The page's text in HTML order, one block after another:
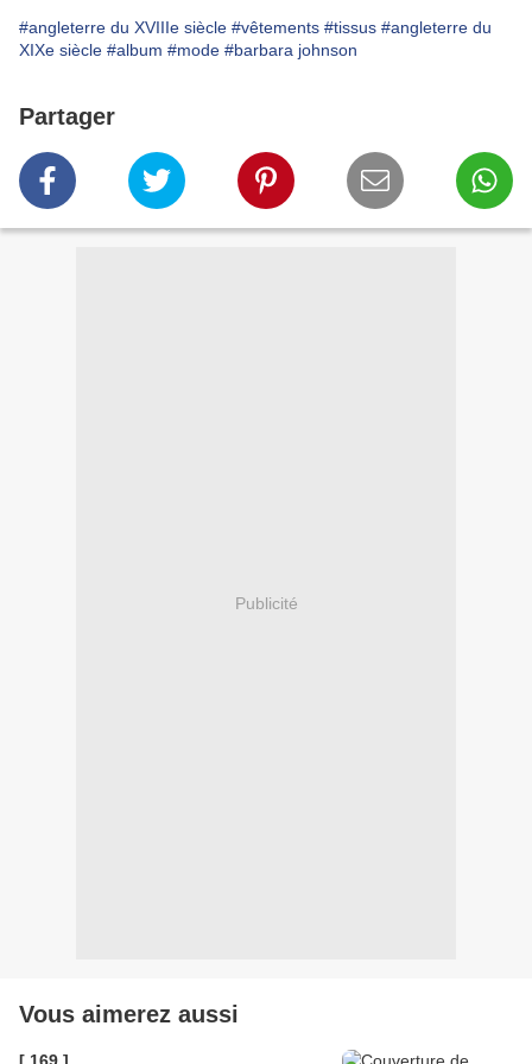
#angleterre du XVIIIe siècle #vêtements #tissus #angleterre du
XIXe siècle #album #mode #barbara johnson
Partager
Publicité
Vous aimerez aussi